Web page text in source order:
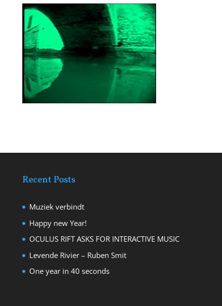
Recent Posts
Muziek verbindt
Happy new Year!
OCULUS RIFT ASKS FOR INTERACTIVE MUSIC
Levende Rivier – Ruben Smit
One year in 40 seconds